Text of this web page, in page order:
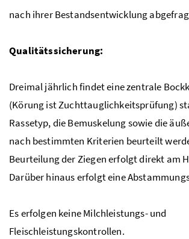
nach ihrer Bestandsentwicklung
Qualitätssicherung:
Dreimal jährlich findet eine zentrale
(Körung ist Zuchttauglichkeitsprüfung)
Rassetyp, die Bemuskelung sowie die
nach bestimmten Kriterien beurteilt
Beurteilung der Ziegen erfolgt direkt am
Darüber hinaus erfolgt eine
Es erfolgen keine Milchleistungs- und
Fleischleistungskontrollen.